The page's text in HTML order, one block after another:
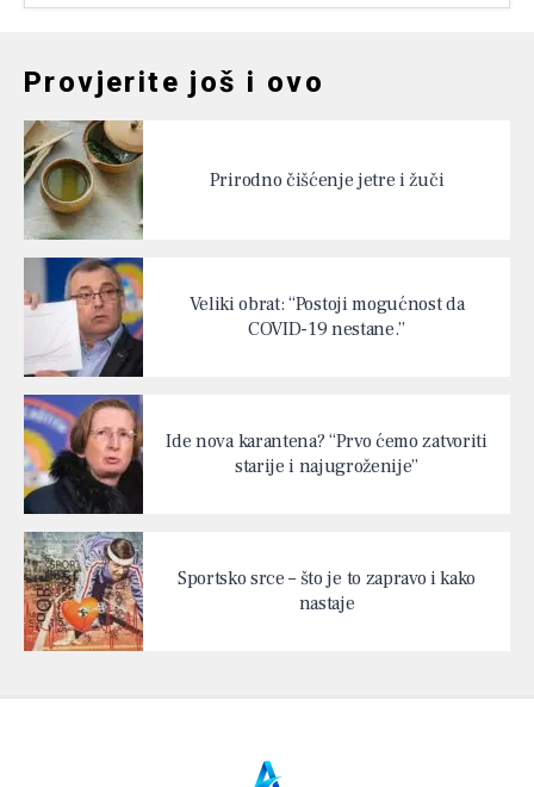
Provjerite još i ovo
Prirodno čišćenje jetre i žuči
Veliki obrat: “Postoji mogućnost da
COVID-19 nestane.”
Ide nova karantena? “Prvo ćemo zatvoriti
starije i najugroženije”
Sportsko srce – što je to zapravo i kako
nastaje